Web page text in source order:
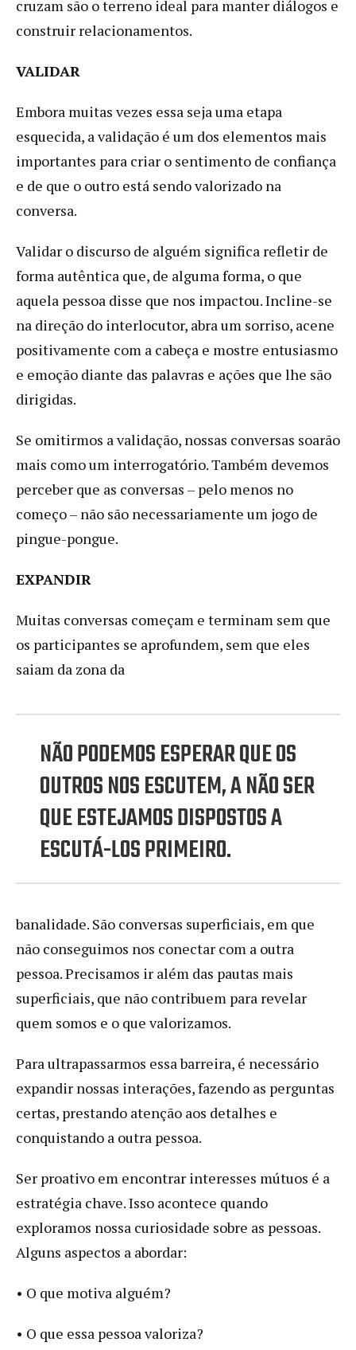
cruzam são o terreno ideal para manter diálogos e
construir relacionamentos.
VALIDAR
Embora muitas vezes essa seja uma etapa
esquecida, a validação é um dos elementos mais
importantes para criar o sentimento de confiança
e de que o outro está sendo valorizado na
conversa.
Validar o discurso de alguém significa refletir de
forma autêntica que, de alguma forma, o que
aquela pessoa disse que nos impactou. Incline-se
na direção do interlocutor, abra um sorriso, acene
positivamente com a cabeça e mostre entusiasmo
e emoção diante das palavras e ações que lhe são
dirigidas.
Se omitirmos a validação, nossas conversas soarão
mais como um interrogatório. Também devemos
perceber que as conversas – pelo menos no
começo – não são necessariamente um jogo de
pingue-pongue.
EXPANDIR
Muitas conversas começam e terminam sem que
os participantes se aprofundem, sem que eles
saiam da zona da
NÃO PODEMOS ESPERAR QUE OS
OUTROS NOS ESCUTEM, A NÃO SER
QUE ESTEJAMOS DISPOSTOS A
ESCUTÁ-LOS PRIMEIRO.
banalidade. São conversas superficiais, em que
não conseguimos nos conectar com a outra
pessoa. Precisamos ir além das pautas mais
superficiais, que não contribuem para revelar
quem somos e o que valorizamos.
Para ultrapassarmos essa barreira, é necessário
expandir nossas interações, fazendo as perguntas
certas, prestando atenção aos detalhes e
conquistando a outra pessoa.
Ser proativo em encontrar interesses mútuos é a
estratégia chave. Isso acontece quando
exploramos nossa curiosidade sobre as pessoas.
Alguns aspectos a abordar:
• O que motiva alguém?
• O que essa pessoa valoriza?